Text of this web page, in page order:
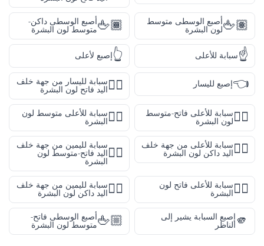
🖕🏽أصبع الوسطى متوسط
لون البشرة
🖕🏾أصبع الوسطى داكن-
متوسط لون البشرة
☝️سبابة للأعلى 👆إصبع لأعلى
👈إصبع لليسار 👈🏻سبابة لليسار من جهة خلف
اليد فاتح لون البشرة
☝🏼سبابة للأعلى فاتح-متوسط
لون البشرة
☝🏽سبابة للأعلى متوسط لون
البشرة
👆🏿سبابة للأعلى من جهة خلف
اليد داكن لون البشرة
👉🏼
سبابة لليمين من جهة خلف
اليد فاتح-متوسط لون
البشرة
☝🏻سبابة للأعلى فاتح لون
البشرة
👉🏿سبابة لليمين من جهة خلف
اليد داكن لون البشرة
🫵إصبع السبابة يشير إلى
الناظر
🖕🏼أصبع الوسطى فاتح-
متوسط لون البشرة